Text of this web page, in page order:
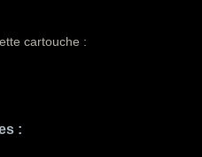
cartouche :
: